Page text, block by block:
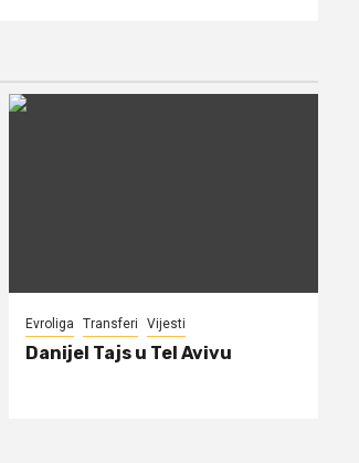
Evroliga Transferi Vijesti
Danijel Tajs u Tel Avivu